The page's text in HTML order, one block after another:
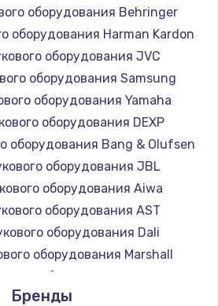
Заказать
картридера
890 руб.
Заказать
микросхемы NFC
1100 руб.
Заказать
шим-контроллера
3900 руб.
Заказать
оборудования Behringer
оборудования Harman Kardon
оборудования JVC
оборудования Samsung
оборудования Yamaha
оборудования DEXP
оборудования Bang & Olufsen
оборудования JBL
оборудования Aiwa
оборудования AST
оборудования Dali
оборудования Marshall
оборудования Supra
Бренды